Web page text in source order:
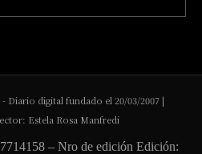
Diario digital fundado el 20/03/2007 |
Estela Rosa Manfredi
– Nro de edición Edición: